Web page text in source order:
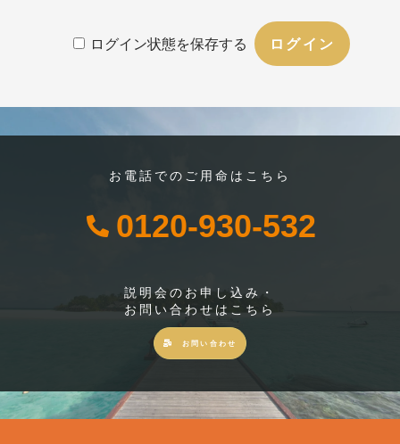
ログイン状態を保存する
お電話でのご用命はこちら
0120-930-532
説明会のお申し込み・
お問い合わせはこちら
お問い合わせ